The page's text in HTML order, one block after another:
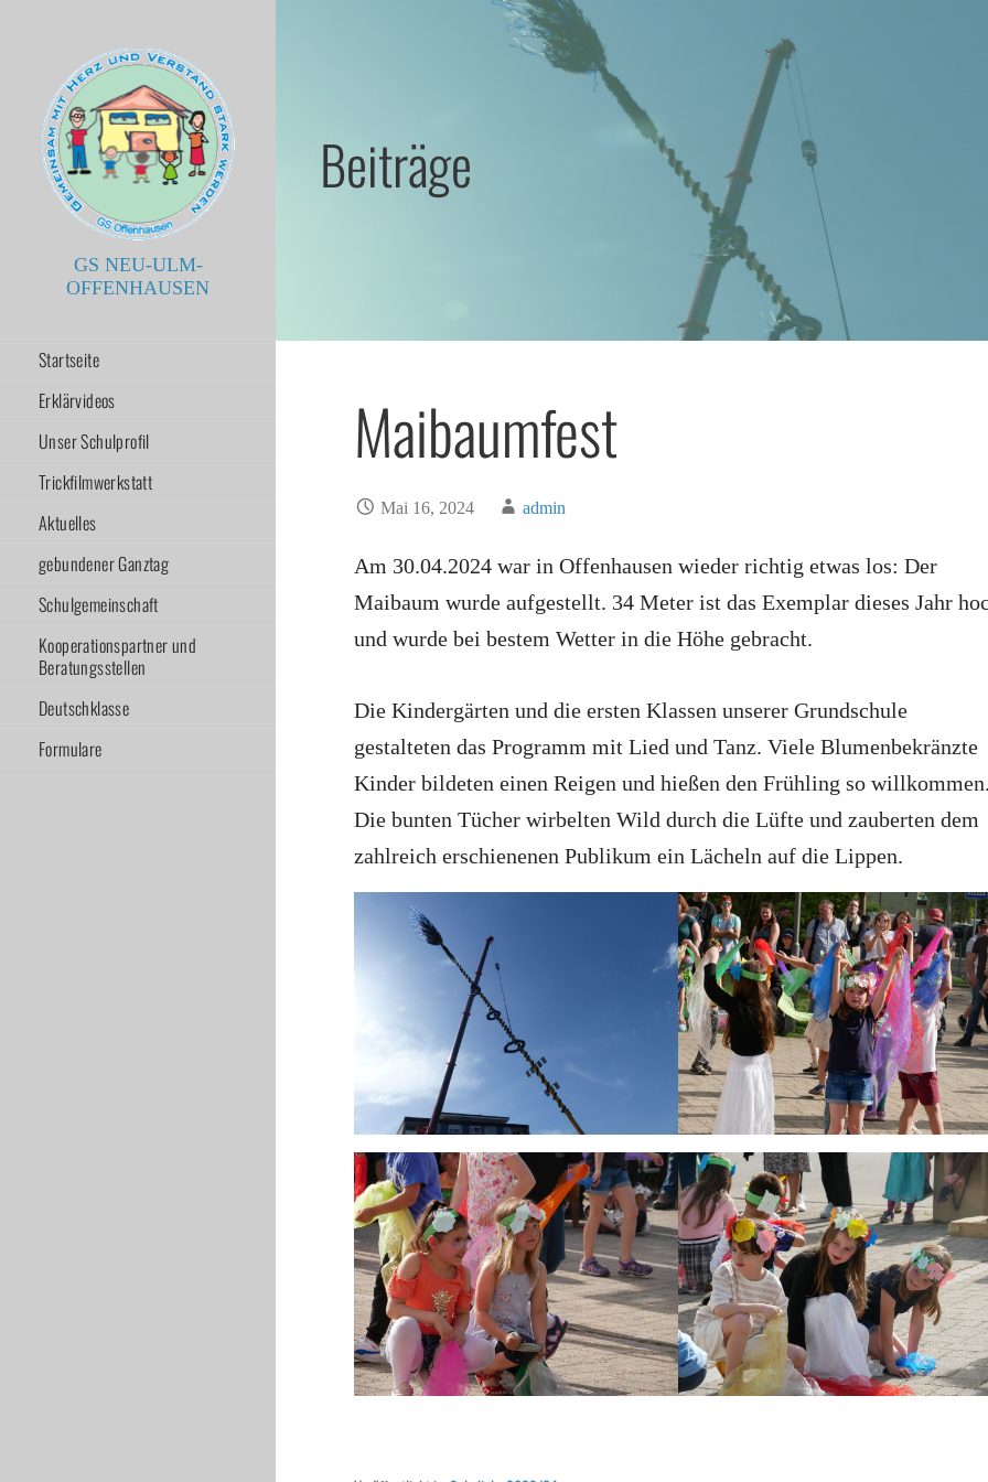
GS NEU-ULM-
OFFENHAUSEN
Startseite
Erklärvideos
Unser Schulprofil
Trickfilmwerkstatt
Aktuelles
gebundener Ganztag
Schulgemeinschaft
Kooperationspartner und
Beratungsstellen
Deutschklasse
Formulare
Beiträge
Maibaumfest
Mai 16, 2024 admin
Am 30.04.2024 war in Offenhausen wieder richtig etwas los: Der
Maibaum wurde aufgestellt. 34 Meter ist das Exemplar dieses Jahr
und wurde bei bestem Wetter in die Höhe gebracht.
Die Kindergärten und die ersten Klassen unserer Grundschule
gestalteten das Programm mit Lied und Tanz. Viele Blumenbekränzte
Kinder bildeten einen Reigen und hießen den Frühling so
Die bunten Tücher wirbelten Wild durch die Lüfte und zauberten dem
zahlreich erschienenen Publikum ein Lächeln auf die Lippen.